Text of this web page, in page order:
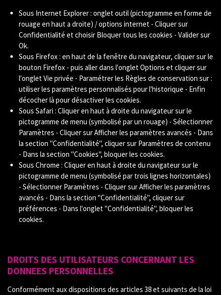
Sous Internet Explorer : onglet outil (pictogramme en forme de
rouage en haut a droite) / options internet - Cliquer sur
Confidentialité et choisir Bloquer tous les cookies - Valider sur
Ok.
Sous Firefox : en haut de la fenêtre du navigateur, cliquer sur le
bouton Firefox - puis aller dans l'onglet Options et cliquer sur
l'onglet Vie privée - Paramétrer les Règles de conservation sur :
utiliser les paramètres personnalisés pour l'historique - Enfin
décocher là pour désactiver les cookies.
Sous Safari : Cliquer en haut à droite du navigateur sur le
pictogramme de menu (symbolisé par un rouage) - Sélectionner
Paramètres - Cliquer sur Afficher les paramètres avancés - Dans
la section "Confidentialité", cliquer sur Paramètres de contenu
- Dans la section "Cookies", bloquer les cookies.
Sous Chrome : Cliquer en haut à droite du navigateur sur le
pictogramme de menu (symbolisé par trois lignes horizontales)
- Sélectionner Paramètres - Cliquer sur Afficher les paramètres
avancés - Dans la section "Confidentialité", cliquer sur
préférences - Dans l'onglet "Confidentialité", bloquer les
cookies.
DROITS DES UTILISATEURS CONCERNANT LES
DONNEES PERSONNELLES
Conformément aux dispositions des articles 38 et suivants de la loi